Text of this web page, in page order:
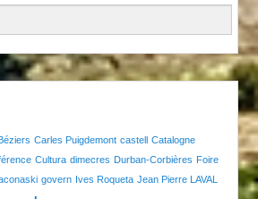
Béziers Carles Puigdemont castell
Catalogne
Cultura dimecres Durban-Corbières Foire
govern Ives Roqueta Jean Pierre LAVAL